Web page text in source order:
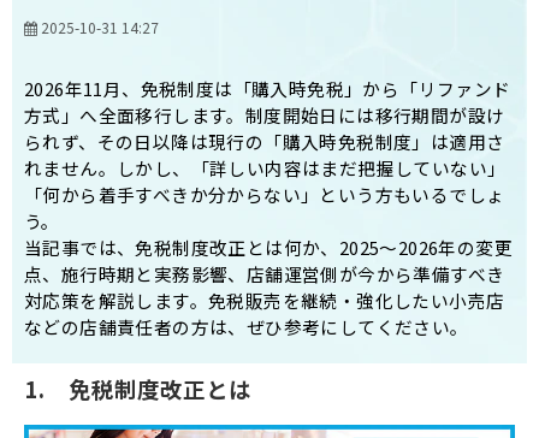
2025-10-31 14:27
2026年11月、免税制度は「購入時免税」から「リファンド
方式」へ全面移行します。制度開始日には移行期間が設け
られず、その日以降は現行の「購入時免税制度」は適用さ
れません。しかし、「詳しい内容はまだ把握していない」
「何から着手すべきか分からない」という方もいるでしょ
う。
当記事では、免税制度改正とは何か、2025～2026年の変更
点、施行時期と実務影響、店舗運営側が今から準備すべき
対応策を解説します。免税販売を継続・強化したい小売店
などの店舗責任者の方は、ぜひ参考にしてください。
1.　免税制度改正とは